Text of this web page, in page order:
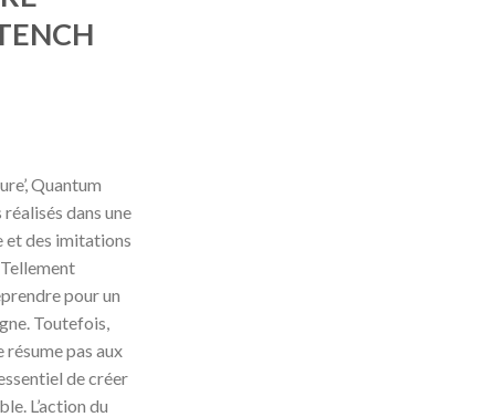
Quantum
dans une
et des imitations
pour un
Toutefois,
résume pas aux
de créer
L’action du